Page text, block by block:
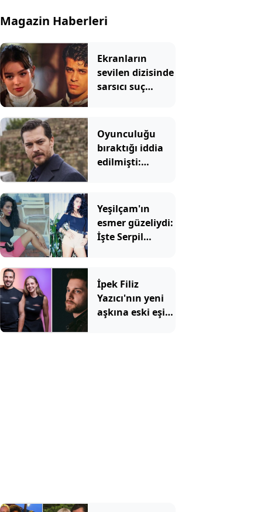
Magazin Haberleri
Ekranların
sevilen dizisinde
sarsıcı suç
aşk yaşadı’
Oyunculuğu
bıraktığı iddia
edilmişti:
değişimi şaşırttı
Yeşilçam'ın
esmer güzeliydi:
İşte Serpil
İpek Filiz
Yazıcı'nın yeni
aşkına eski eşi